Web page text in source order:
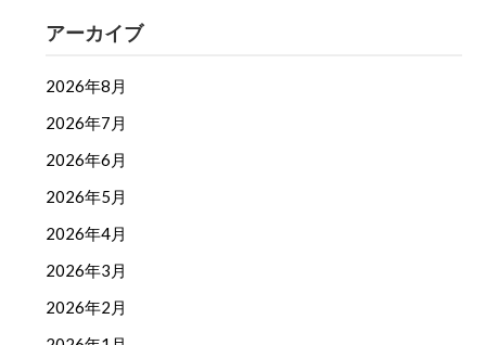
アーカイブ
2026年8月
2026年7月
2026年6月
2026年5月
2026年4月
2026年3月
2026年2月